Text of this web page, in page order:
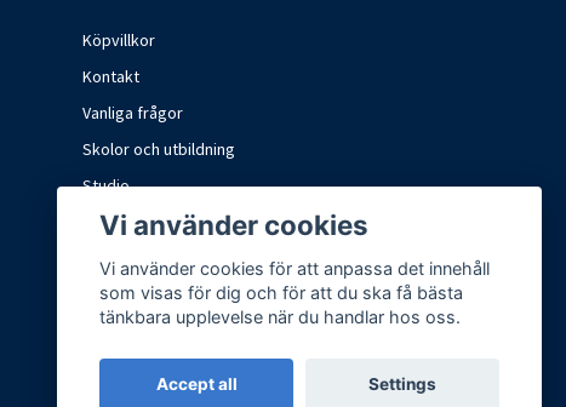
Köpvillkor
Kontakt
Vanliga frågor
Skolor och utbildning
Studio
Marknader och mässor
Vi använder cookies
Vi använder cookies för att anpassa det innehåll
som visas för dig och för att du ska få bästa
tänkbara upplevelse när du handlar hos oss.
Accept all Settings